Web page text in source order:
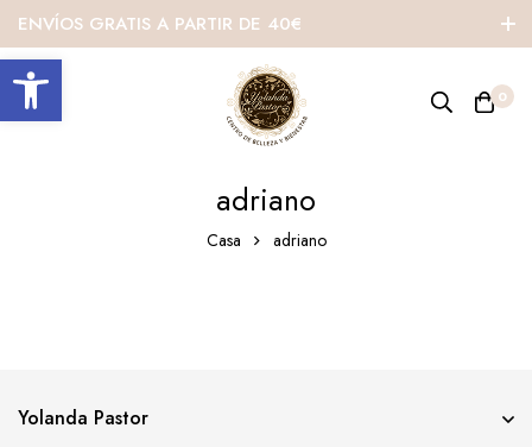
Abrir barra de herramientas
ENVÍOS GRATIS A PARTIR DE 40€
0
adriano
Casa adriano
Yolanda Pastor